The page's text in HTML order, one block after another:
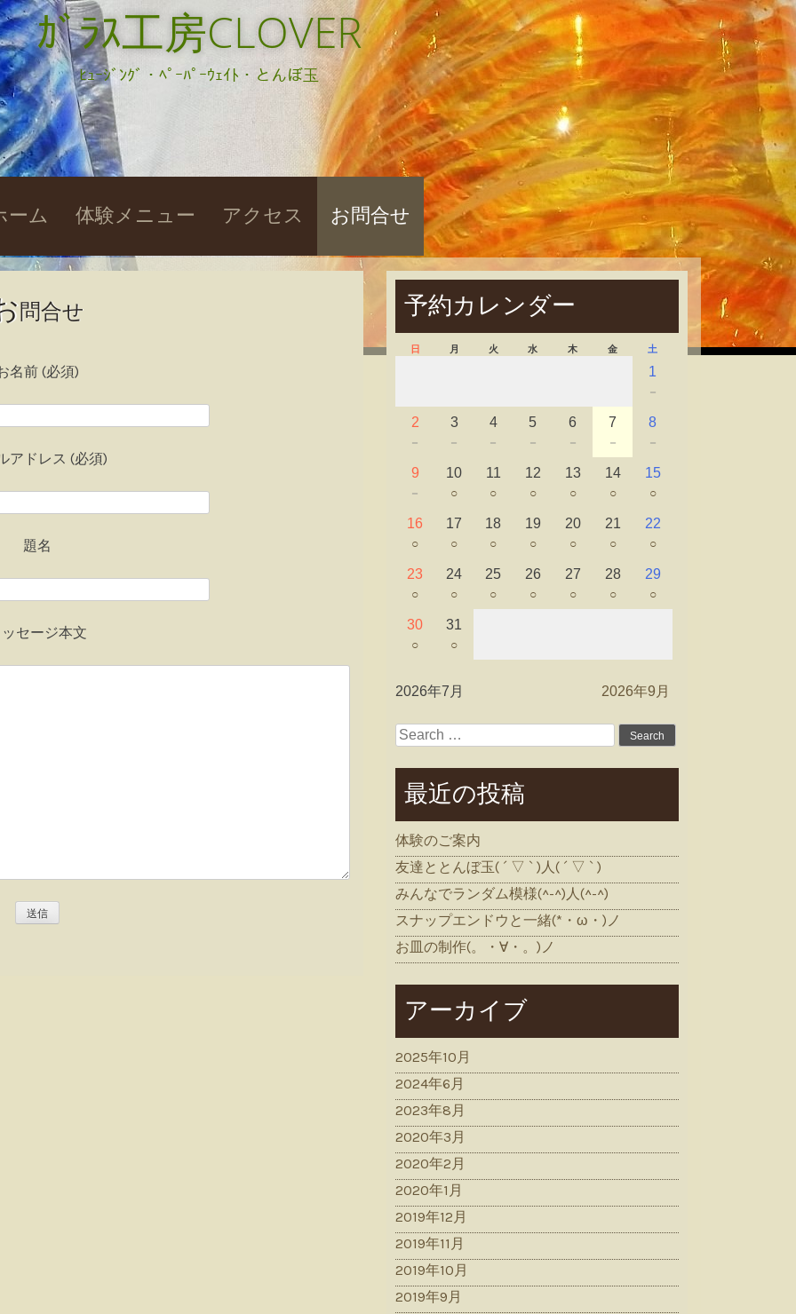
ｶﾞﾗｽ工房CLOVER
ﾋｭｰｼﾞﾝｸﾞ・ﾍﾟｰﾊﾟｰｳｪｲﾄ・とんぼ玉
ーム 体験メニュー アクセス お問合せ
問合せ
名前 (必須)
アドレス (必須)
題名
セージ本文
予約カレンダー
日 月 火 水 木 金 土
1
－
2
－
3
－
4
－
5
－
6
－
7
－
8
－
9
－
10
○
11
○
12
○
13
○
14
○
15
○
16
○
17
○
18
○
19
○
20
○
21
○
22
○
23
○
24
○
25
○
26
○
27
○
28
○
29
○
30
○
31
○
2026年7月 2026年9月
Search
最近の投稿
体験のご案内
友達ととんぼ玉( ´ ▽ ` )人( ´ ▽ ` )
みんなでランダム模様(^-^)人(^-^)
スナップエンドウと一緒(*・ω・)ノ
お皿の制作(。・∀・。)ノ
アーカイブ
2025年10月
2024年6月
2023年8月
2020年3月
2020年2月
2020年1月
2019年12月
2019年11月
2019年10月
2019年9月